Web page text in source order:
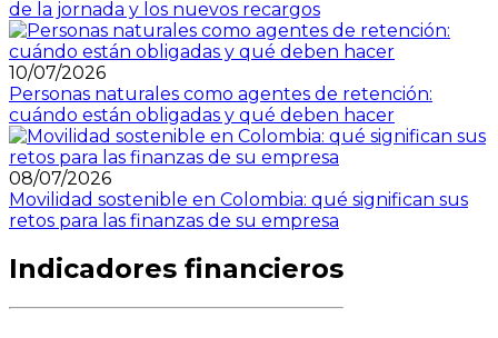
de la jornada y los nuevos recargos
10/07/2026
Personas naturales como agentes de retención:
cuándo están obligadas y qué deben hacer
08/07/2026
Movilidad sostenible en Colombia: qué significan sus
retos para las finanzas de su empresa
Indicadores financieros